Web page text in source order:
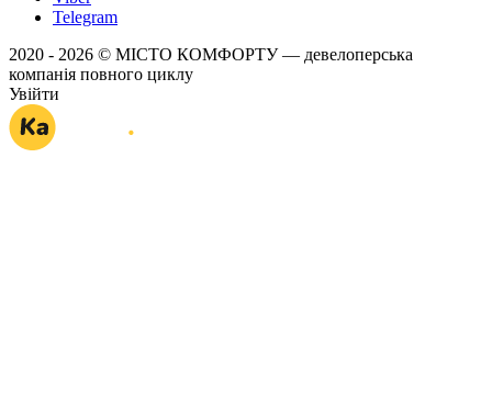
Telegram
2020 - 2026 © МІСТО КОМФОРТУ — девелоперська
компанія повного циклу
Увійти